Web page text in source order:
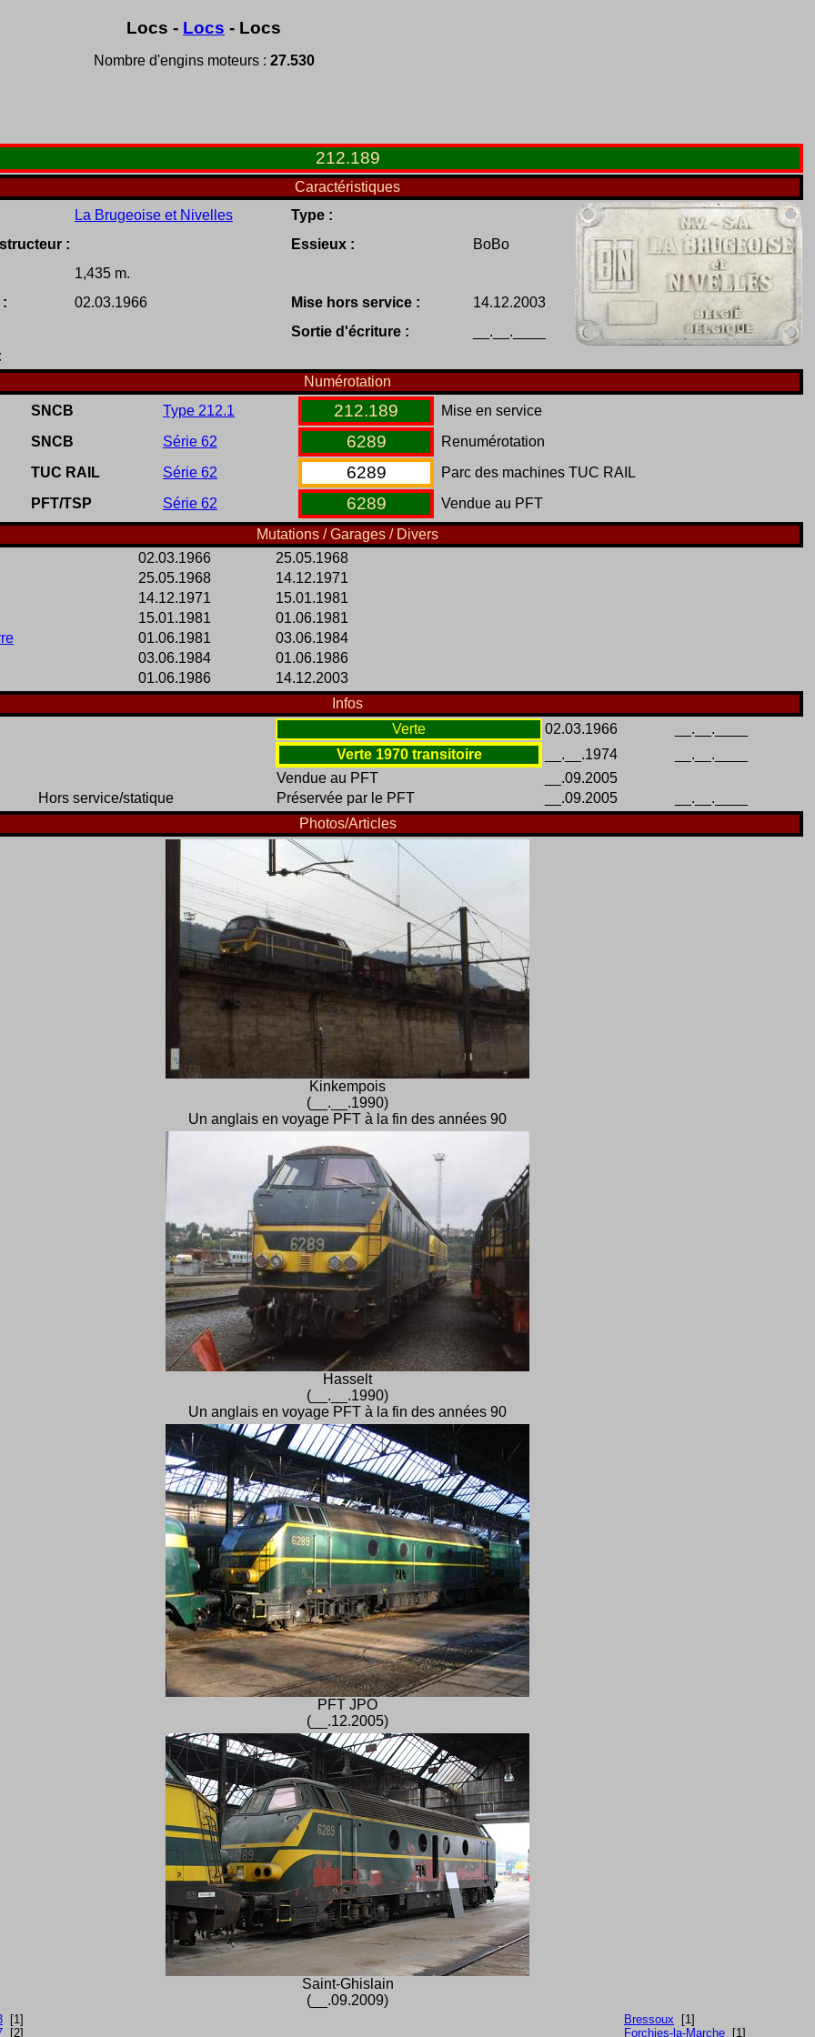
Locs - Locs - Locs
Nombre d'engins moteurs : 27.530
212.189
Caractéristiques
La Brugeoise et Nivelles
Type :
:
Essieux :
BoBo
1,435 m.
02.03.1966 Mise hors service :
14.12.2003
Sortie d'écriture :
__.__.____
Numérotation
SNCB Type 212.1 212.189
Mise en service
SNCB Série 62 6289
Renumérotation
TUC RAIL Série 62 6289
Parc des machines TUC RAIL
PFT/TSP Série 62 6289
Vendue au PFT
Mutations / Garages / Divers
02.03.1966
25.05.1968
25.05.1968
14.12.1971
14.12.1971
15.01.1981
15.01.1981
01.06.1981
01.06.1981
03.06.1984
03.06.1984
01.06.1986
01.06.1986
14.12.2003
Infos
Verte 02.03.1966
__.__.____
Verte 1970 transitoire __.__.1974
__.__.____
Vendue au PFT
__.09.2005
Hors service/statique Préservée par le PFT __.09.2005
__.__.____
Photos/Articles
Kinkempois
(__.__.1990)
Un anglais en voyage PFT à la fin des années 90
Hasselt
(__.__.1990)
Un anglais en voyage PFT à la fin des années 90
PFT JPO
(__.12.2005)
Saint-Ghislain
(__.09.2009)
[1]
[2]
Bressoux [1]
Forchies-la-Marche [1]